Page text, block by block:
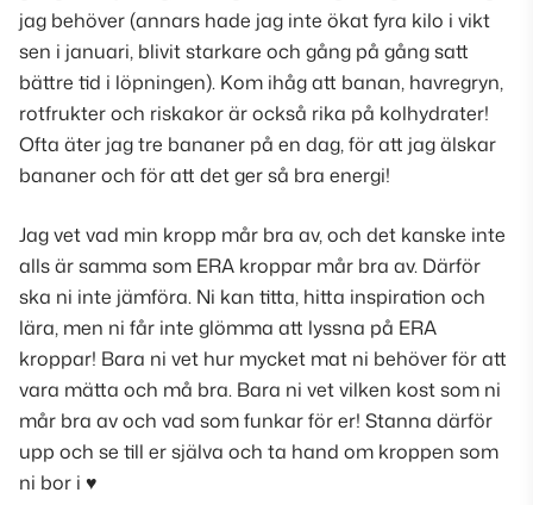
jag behöver (annars hade jag inte ökat fyra kilo i vikt
sen i januari, blivit starkare och gång på gång satt
bättre tid i löpningen). Kom ihåg att banan, havregryn,
rotfrukter och riskakor är också rika på kolhydrater!
Ofta äter jag tre bananer på en dag, för att jag älskar
bananer och för att det ger så bra energi!
Jag vet vad min kropp mår bra av, och det kanske inte
alls är samma som ERA kroppar mår bra av. Därför
ska ni inte jämföra. Ni kan titta, hitta inspiration och
lära, men ni får inte glömma att lyssna på ERA
kroppar! Bara ni vet hur mycket mat ni behöver för att
vara mätta och må bra. Bara ni vet vilken kost som ni
mår bra av och vad som funkar för er! Stanna därför
upp och se till er själva och ta hand om kroppen som
ni bor i ♥